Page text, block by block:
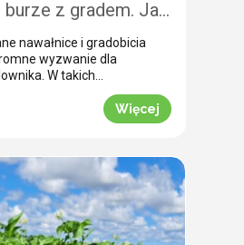
burze z gradem. Jak
przeprowadzić
owoców po
nawałnice i gradobicia
wyzwanie dla
W takich
zabezpieczenie
to otwarta droga
grzybowych, które
owoce tuż przed
ekspertka Justyna
przed nadchodzącym
i wskazuje
Więcej